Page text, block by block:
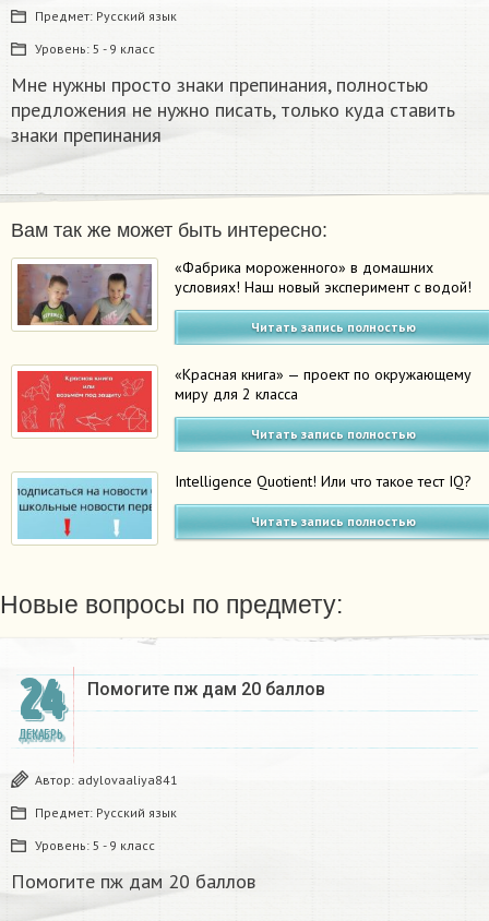
Предмет: Русский язык
Уровень: 5 - 9 класс
Мне нужны просто знаки препинания, полностью
предложения не нужно писать, только куда ставить
знаки препинания ​
Вам так же может быть интересно:
«Фабрика мороженного» в домашних
условиях! Наш новый эксперимент с водой!
Читать запись полностью
«Красная книга» — проект по окружающему
миру для 2 класса
Читать запись полностью
Intelligence Quotient! Или что такое тест IQ?
Читать запись полностью
Новые вопросы по предмету:
24
ДЕКАБРЬ
Помогите пж дам 20 баллов ​
Автор: adylovaaliya841
Предмет: Русский язык
Уровень: 5 - 9 класс
Помогите пж дам 20 баллов ​